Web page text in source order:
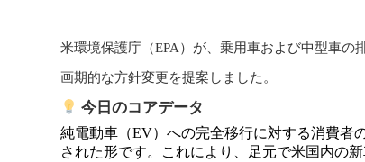
米環境保護庁（EPA）が、乗用車および中型車の
画期的な方針変更を提案しました。
今日のコアデータ
純電動車（EV）への完全移行に対する消費者
された形です。これにより、足元で米国内の